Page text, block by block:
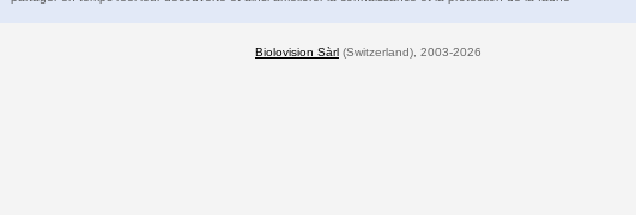
Biolovision Sàrl (Switzerland), 2003-2026